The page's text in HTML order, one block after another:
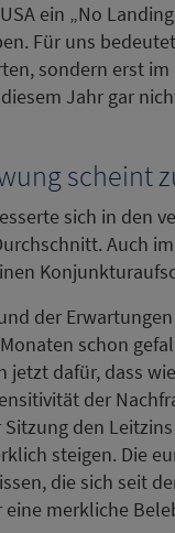
ein „No
Für uns
sondern erst
Jahr gar
scheint
sich in
Auch
der
schon
jetzt dafür, dass
der
den
steigen. Die
die sich seit
merkliche